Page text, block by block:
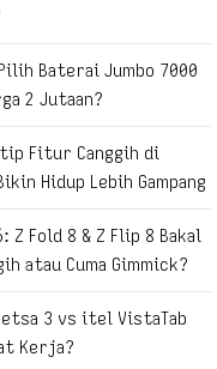
Baterai Jumbo 7000
2 Jutaan?
Fitur Canggih di
Hidup Lebih Gampang
Z Fold 8 & Z Flip 8 Bakal
atau Cuma Gimmick?
3 vs itel VistaTab
Kerja?